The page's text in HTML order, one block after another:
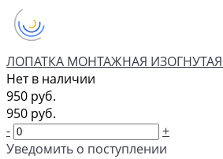
ЛОПАТКА МОНТАЖНАЯ
Нет в наличии
950 руб.
950 руб.
-
+
Уведомить о поступлении